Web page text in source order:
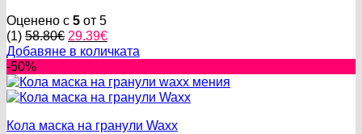
Оценено с 5 от 5
(1) 58.80€ Original
price
58.80€.
29.39€Текущата
цена
29.39€.
Добавяне в количката
-50%
Кола маска на гранули Waxx